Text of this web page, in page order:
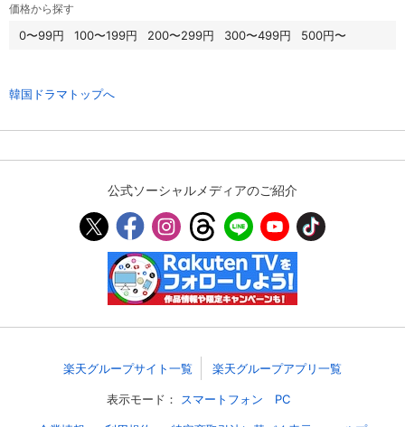
レスの変更が可能です。
定額見放題コンテンツの解約はこちらから
可能です。
価格から探す
0〜99円 100〜199円 200〜299円 300〜499円 500円〜
韓国ドラマトップへ
公式ソーシャルメディアのご紹介
楽天グループサイト一覧 楽天グループアプリ一覧
表示モード： スマートフォン PC